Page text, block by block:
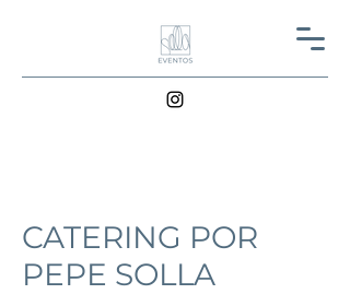
CATERING POR
PEPE SOLLA